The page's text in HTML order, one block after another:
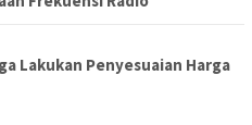
Lakukan Penyesuaian Harga